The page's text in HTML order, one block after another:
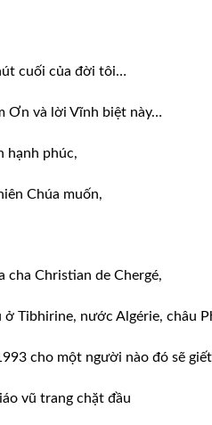
cuối của đời tôi…
Ơn và lời Vĩnh biệt này…
hạnh phúc,
Chúa muốn,
Christian de Chergé,
Tibhirine, nước Algérie, châu
cho một người nào đó sẽ
vũ trang chặt đầu